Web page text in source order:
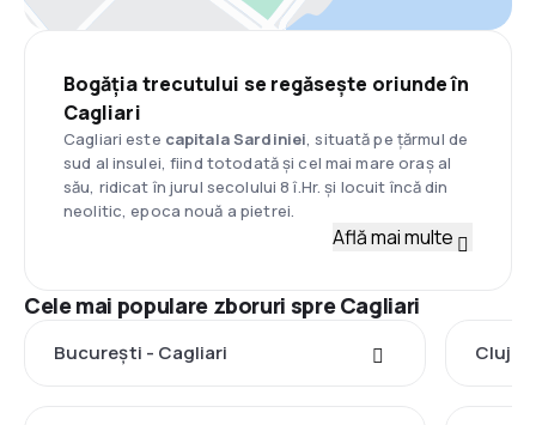
Bogăția trecutului se regăsește oriunde în
Cagliari
Cagliari este capitala Sardiniei, situată pe țărmul de
sud al insulei, fiind totodată și cel mai mare oraș al
său, ridicat în jurul secolului 8 î.Hr. și locuit încă din
neolitic, epoca nouă a pietrei.
Află mai multe
Cele mai populare zboruri spre Cagliari
București - Cagliari Cluj-